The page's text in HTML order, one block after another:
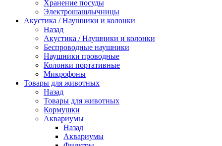
Хранение посуды
Электрошашлычницы
Акустика / Наушники и колонки
Назад
Акустика / Наушники и колонки
Беспроводные наушники
Наушники проводные
Колонки портативные
Микрофоны
Товары для животных
Назад
Товары для животных
Кормушки
Аквариумы
Назад
Аквариумы